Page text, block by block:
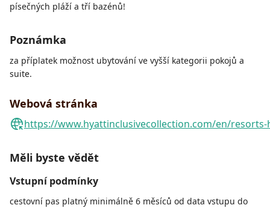
písečných pláží a tří bazénů!
Poznámka
za příplatek možnost ubytování ve vyšší kategorii pokojů a
suite.
Webová stránka
https://www.hyattinclusivecollection.com/en/
Měli byste vědět
Vstupní podmínky
cestovní pas platný minimálně 6 měsíců od data vstupu do